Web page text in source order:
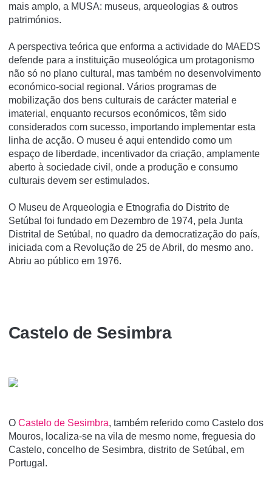
mais amplo, a MUSA: museus, arqueologias & outros
patrimónios.
A perspectiva teórica que enforma a actividade do MAEDS
defende para a instituição museológica um protagonismo
não só no plano cultural, mas também no desenvolvimento
económico-social regional. Vários programas de
mobilização dos bens culturais de carácter material e
imaterial, enquanto recursos económicos, têm sido
considerados com sucesso, importando implementar esta
linha de acção. O museu é aqui entendido como um
espaço de liberdade, incentivador da criação, amplamente
aberto à sociedade civil, onde a produção e consumo
culturais devem ser estimulados.
O Museu de Arqueologia e Etnografia do Distrito de
Setúbal foi fundado em Dezembro de 1974, pela Junta
Distrital de Setúbal, no quadro da democratização do país,
iniciada com a Revolução de 25 de Abril, do mesmo ano.
Abriu ao público em 1976.
Castelo de Sesimbra
O Castelo de Sesimbra, também referido como Castelo dos
Mouros, localiza-se na vila de mesmo nome, freguesia do
Castelo, concelho de Sesimbra, distrito de Setúbal, em
Portugal.